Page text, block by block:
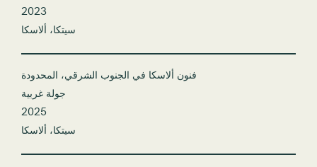
2023
سيتكا، ألاسكا
فنون ألاسكا في الجنوب الشرقي، المحدودة
جولة غربية
2025
سيتكا، ألاسكا